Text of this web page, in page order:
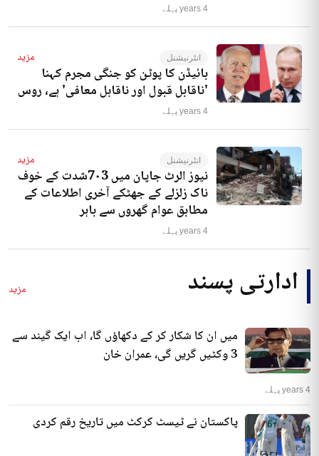
4 years پہلے
انٹرنیشنل مزید
بائیڈن کا پوٹن کو جنگی مجرم کہنا
'ناقابل قبول اور ناقابل معافی' ہے، روس
4 years پہلے
انٹرنیشنل مزید
نیوز الرٹ جاپان میں 7۰3شدت کے خوف
ناک زلزلے کے جھٹکے آخری اطلاعات کے
مطابق عوام گھروں سے باہر
4 years پہلے
ادارتی پسند مزید
میں ان کا شکار کر کے دکھاؤں گا، اب ایک گیند سے
3 وکٹیں گریں گی، عمران خان
4 years پہلے
پاکستان نے ٹیسٹ کرکٹ میں تاریخ رقم کردی